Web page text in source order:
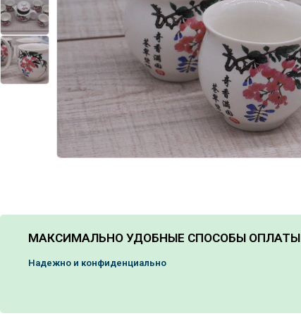
МАКСИМАЛЬНО УДОБНЫЕ СПОСОБЫ ОПЛАТЫ
Надежно и конфиденциально